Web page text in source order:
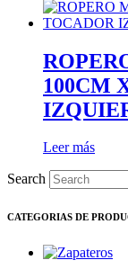
100CM
Leer más
Search
CATEGORIAS DE